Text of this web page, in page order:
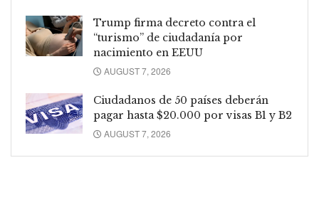
Trump firma decreto contra el
“turismo” de ciudadanía por
nacimiento en EEUU
AUGUST 7, 2026
Ciudadanos de 50 países deberán
pagar hasta $20.000 por visas B1 y B2
AUGUST 7, 2026